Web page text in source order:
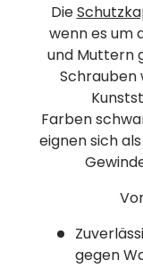
Die
wenn es um
und Muttern
Schrauben
Farben
eignen sich
gegen